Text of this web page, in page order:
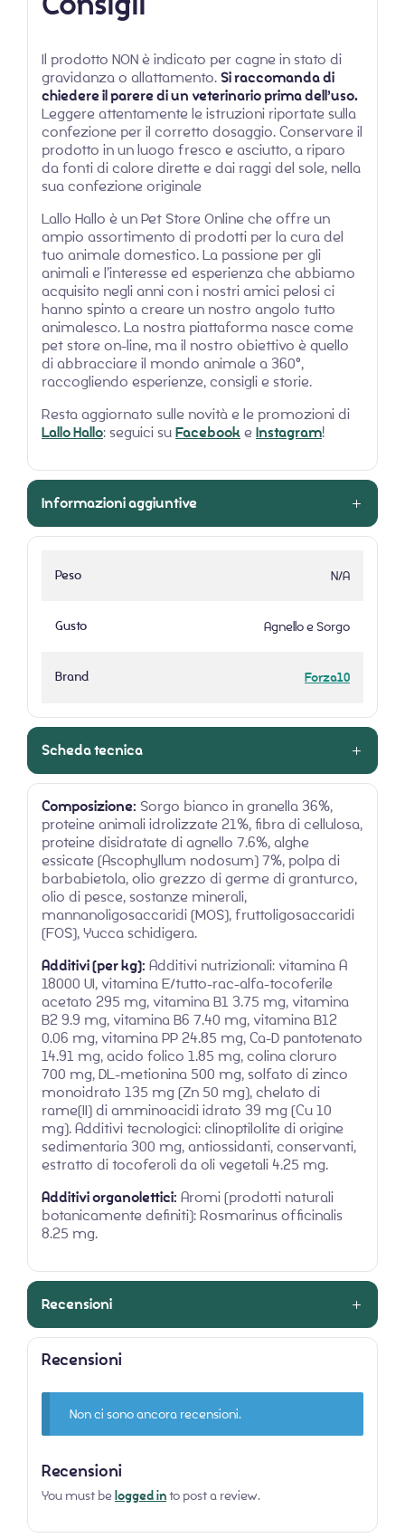
Il prodotto NON è indicato per cagne in stato di
gravidanza o allattamento.Si raccomanda di
chiedere il parere di un veterinario prima dell’uso.
Leggere attentamente le istruzioni riportate sulla
confezione per il corretto dosaggio. Conservare il
prodotto in un luogo fresco e asciutto, a riparo
da fonti di calore dirette e dai raggi del sole, nella
sua confezione originale
Lallo Hallo è un Pet Store Online che offre un
ampio assortimento di prodotti per la cura del
tuo animale domestico. La passione per gli
animali e l’interesse ed esperienza che abbiamo
acquisito negli anni con i nostri amici pelosi ci
hanno spinto a creare un nostro angolo tutto
animalesco. La nostra piattaforma nasce come
pet store on-line, ma il nostro obiettivo è quello
di abbracciare il mondo animale a 360°,
raccogliendo esperienze, consigli e storie.
Resta aggiornato sulle novità e le promozioni di
Lallo Hallo: seguici suFacebooke Instagram!
Informazioni aggiuntive
Peso N/A
Gusto Agnello e Sorgo
Brand Forza10
Scheda tecnica
Composizione: Sorgo bianco in granella 36%,
proteine animali idrolizzate 21%, fibra di cellulosa,
proteine disidratate di agnello 7.6%, alghe
essicate (Ascophyllum nodosum) 7%, polpa di
barbabietola, olio grezzo di germe di granturco,
olio di pesce, sostanze minerali,
mannanoligosaccaridi (MOS), fruttoligosaccaridi
(FOS), Yucca schidigera.
Additivi (per kg): Additivi nutrizionali: vitamina A
18000 UI, vitamina E/tutto-rac-alfa-tocoferile
acetato 295 mg, vitamina B1 3.75 mg, vitamina
B2 9.9 mg, vitamina B6 7.40 mg, vitamina B12
0.06 mg, vitamina PP 24.85 mg, Ca-D pantotenato
14.91 mg, acido folico 1.85 mg, colina cloruro
700 mg, DL-metionina 500 mg, solfato di zinco
monoidrato 135 mg (Zn 50 mg), chelato di
rame(II) di amminoacidi idrato 39 mg (Cu 10
mg). Additivi tecnologici: clinoptilolite di origine
sedimentaria 300 mg, antiossidanti, conservanti,
estratto di tocoferoli da oli vegetali 4.25 mg.
Additivi organolettici: Aromi (prodotti naturali
botanicamente definiti): Rosmarinus officinalis
8.25 mg.
Recensioni
Recensioni
Non ci sono ancora recensioni.
Recensioni
You must be logged into post a review.